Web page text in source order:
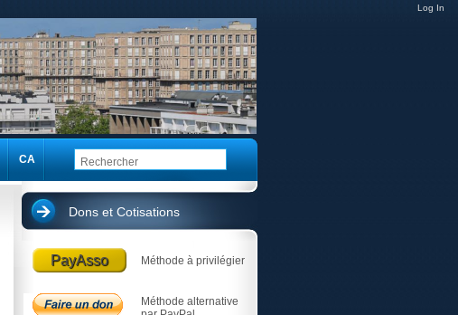
Dons et Cotisations
PayAsso Méthode à privilégier
Méthode alternative
CA
Log In